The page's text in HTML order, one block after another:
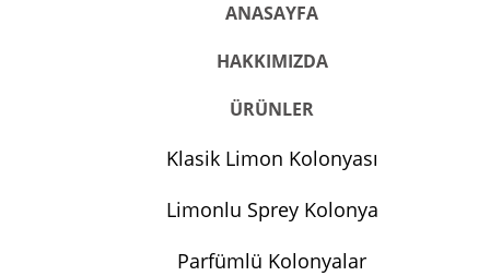
ANASAYFA
HAKKIMIZDA
ÜRÜNLER
Klasik Limon Kolonyası
Limonlu Sprey Kolonya
Parfümlü Kolonyalar